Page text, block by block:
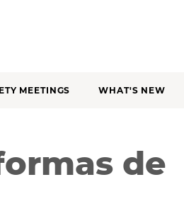
MEETINGS WHAT'S NEW
de